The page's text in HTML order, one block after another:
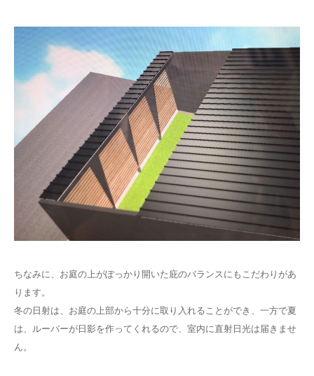
ちなみに、お庭の上がぽっかり開いた庇のバランスにもこだわりがあ
ります。
冬の日射は、お庭の上部から十分に取り入れることができ、一方で夏
は、ルーバーが日影を作ってくれるので、室内に直射日光は届きませ
ん。